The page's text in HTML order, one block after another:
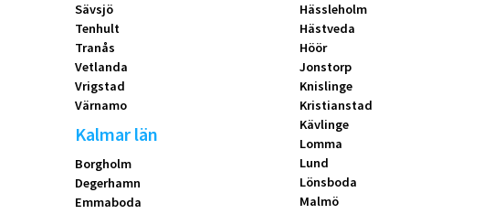
Sävsjö
Tenhult
Tranås
Vetlanda
Vrigstad
Värnamo
Kalmar län
Borgholm
Degerhamn
Emmaboda
Hässleholm
Hästveda
Höör
Jonstorp
Knislinge
Kristianstad
Kävlinge
Lomma
Lund
Lönsboda
Malmö